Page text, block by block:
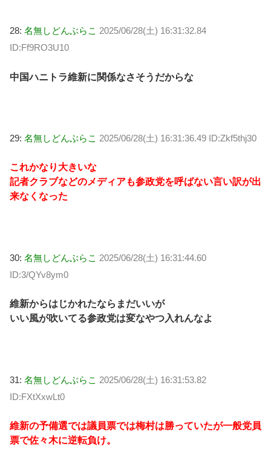
28: 名無しどんぶらこ 2025/06/28(土) 16:31:32.84
ID:Ff9RO3U10
中国ハニトラ維新に関係なさそうだからな
29: 名無しどんぶらこ 2025/06/28(土) 16:31:36.49 ID:Zkf5thj30
これかなり大きいな
記者クラブなどのメディアも参政党を呼ばない言い訳が出
来なくなった
30: 名無しどんぶらこ 2025/06/28(土) 16:31:44.60
ID:3/QYv8ym0
維新からはじかれたならまだいいが
いい風が吹いてる参政党は変なやつ入れんなよ
31: 名無しどんぶらこ 2025/06/28(土) 16:31:53.82
ID:FXtXxwLt0
維新の予備選では議員票では梅村は勝っていたが一般党員
票で佐々木に逆転負け。